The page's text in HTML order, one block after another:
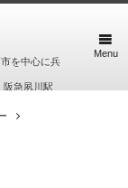
を中心に兵
阪急夙川駅
Menu